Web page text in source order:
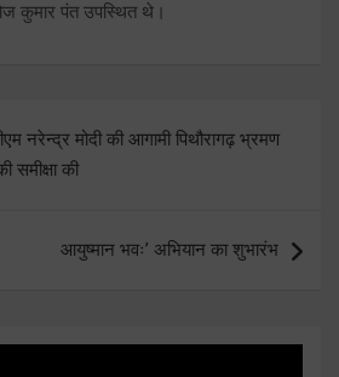
कुमार पंत उपस्थित थे।
नरेन्द्र मोदी की आगामी पिथौरागढ़ भ्रमण
समीक्षा की
आयुष्मान भवः’ अभियान का शुभारंभ